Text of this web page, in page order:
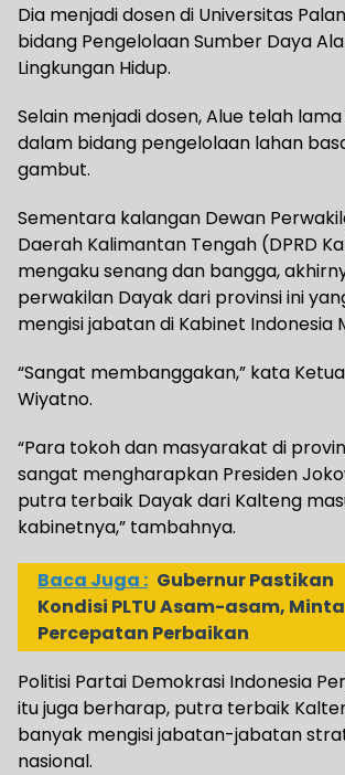
Dia menjadi dosen di Universitas
bidang Pengelolaan Sumber Daya
Lingkungan Hidup.
Selain menjadi dosen, Alue telah
dalam bidang pengelolaan lahan
gambut.
Sementara kalangan Dewan
Daerah Kalimantan Tengah (DPRD
mengaku senang dan bangga,
perwakilan Dayak dari provinsi ini
mengisi jabatan di Kabinet Indonesia
“Sangat membanggakan,” kata
Wiyatno.
“Para tokoh dan masyarakat di
sangat mengharapkan Presiden
putra terbaik Dayak dari Kalteng
kabinetnya,” tambahnya.
Baca Juga : Gubernur Pastikan
Kondisi PLTU Asam-asam, Minta
Percepatan Perbaikan
Politisi Partai Demokrasi Indonesia
itu juga berharap, putra terbaik
banyak mengisi jabatan-jabatan
nasional.